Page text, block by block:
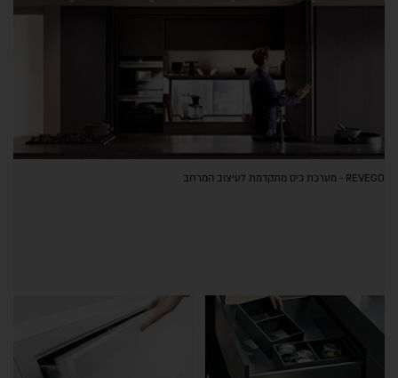
REVEGO - מערכת כיס מתקדמת לעיצוב המרחב